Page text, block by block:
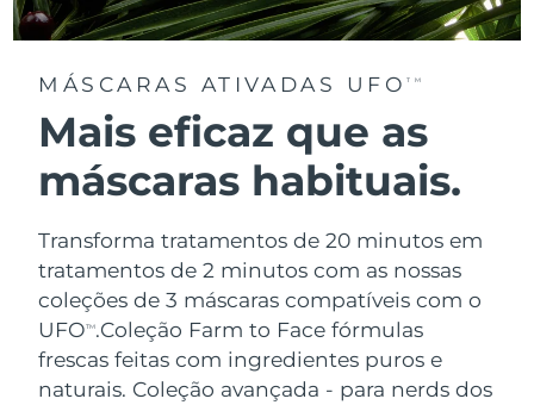
MÁSCARAS ATIVADAS UFOTM
Mais eficaz que as
máscaras habituais.
Transforma tratamentos de 20 minutos em
tratamentos de 2 minutos com as nossas
coleções de 3 máscaras compatíveis com o
UFOTM.Coleção Farm to Face fórmulas
frescas feitas com ingredientes puros e
naturais. Coleção avançada - para nerds dos